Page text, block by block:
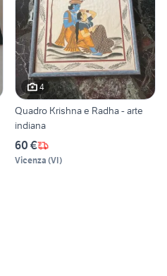
4
Quadro Krishna e Radha - arte
indiana
60 €
Vicenza (VI)